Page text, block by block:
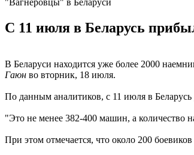
С 11 июля в Беларусь
В Беларуси находится уже более 2000
Гаюн во вторник, 18 июля.
По данным аналитиков, с 11 июля в
"Это не менее 382-400 машин, а количество
При этом отмечается, что около 200